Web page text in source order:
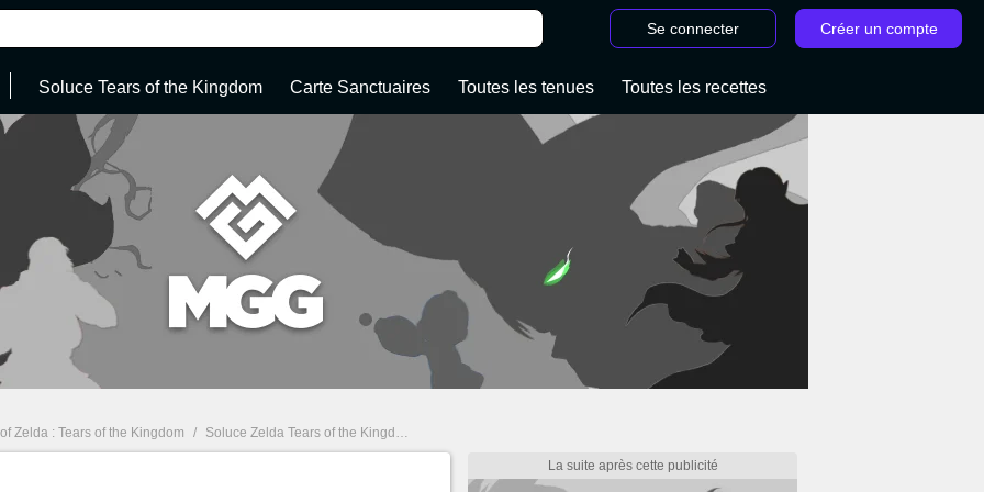
Se connecter Créer un compte
Soluce Tears of the Kingdom Carte Sanctuaires Toutes les tenues Toutes les recettes
Zelda : Tears of the Kingdom / Soluce Zelda Tears of the Kingdom : Sanctuaire, tenues, quêtes... Guide complet à 100%